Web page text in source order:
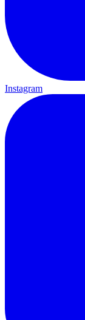
Instagram